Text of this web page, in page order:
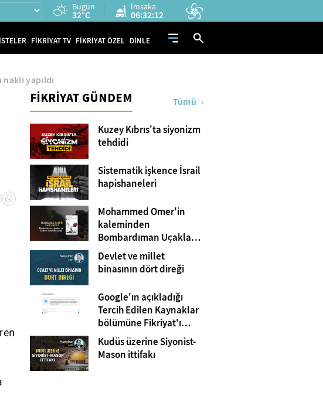
Bugün
32°C
İmsaka
06:32:11
FİKRİYAT TV FİKRİYAT ÖZEL DİNLE
yapıldı
FİKRİYAT GÜNDEM Tümü
Kuzey Kıbrıs'ta siyonizm
tehdidi
Sistematik işkence İsrail
hapishaneleri
Mohammed Omer'in
kaleminden
Bombardıman Uçakları
ve Tanklar Arasında
Gazze
Devlet ve millet
binasının dört direği
Google'ın açıkladığı
Tercih Edilen Kaynaklar
bölümüne Fikriyat'ı
eklemeyi unutmayın!
Kudüs üzerine Siyonist-
Mason ittifakı